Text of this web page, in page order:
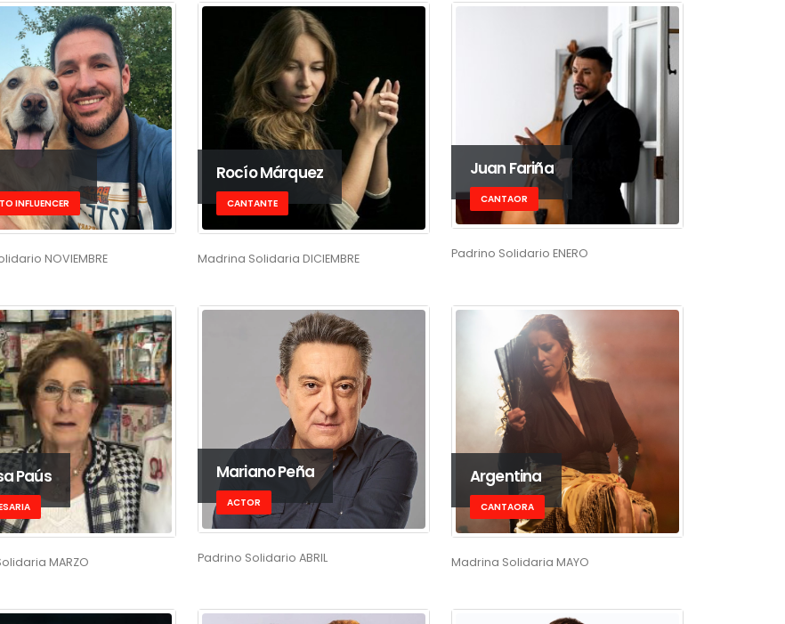
INFLUENCER
NOVIEMBRE
Rocío Márquez
CANTANTE
Madrina Solidaria DICIEMBRE
Juan Fariña
CANTAOR
Padrino Solidario ENERO
Paús
MARZO
Mariano Peña
ACTOR
Padrino Solidario ABRIL
Argentina
CANTAORA
Madrina Solidaria MAYO